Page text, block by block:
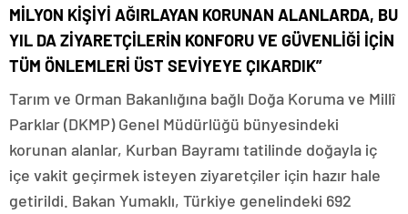
MİLYON KİŞİYİ AĞIRLAYAN KORUNAN ALANLARDA, BU
YIL DA ZİYARETÇİLERİN KONFORU VE GÜVENLİĞİ İÇİN
TÜM ÖNLEMLERİ ÜST SEVİYEYE ÇIKARDIK”
Tarım ve Orman Bakanlığına bağlı Doğa Koruma ve Millî
Parklar (DKMP) Genel Müdürlüğü bünyesindeki
korunan alanlar, Kurban Bayramı tatilinde doğayla iç
içe vakit geçirmek isteyen ziyaretçiler için hazır hale
getirildi. Bakan Yumaklı, Türkiye genelindeki 692